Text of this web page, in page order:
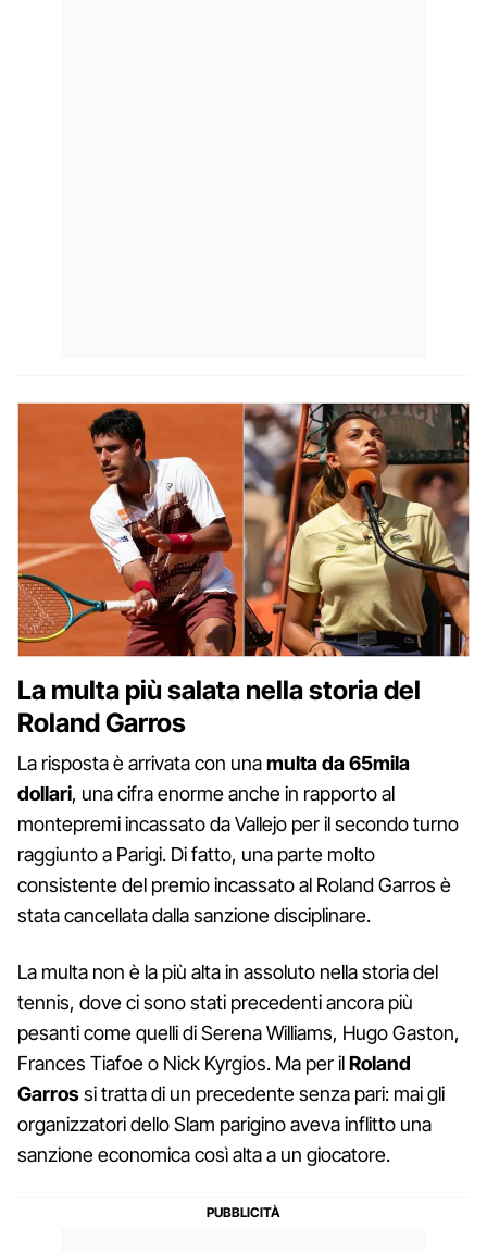
La multa più salata nella storia del
Roland Garros
La risposta è arrivata con unamulta da 65mila
dollari, una cifra enorme anche in rapporto al
montepremi incassato da Vallejo per il secondo turno
raggiunto a Parigi. Di fatto, una parte molto
consistente del premio incassato al Roland Garros è
stata cancellata dalla sanzione disciplinare.
La multa non è la più alta in assoluto nella storia del
tennis, dove ci sono stati precedenti ancora più
pesanti come quelli di Serena Williams, Hugo Gaston,
Frances Tiafoe o Nick Kyrgios. Ma per ilRoland
Garrossi tratta di un precedente senza pari: mai gli
organizzatori dello Slam parigino aveva inflitto una
sanzione economica così alta a un giocatore.